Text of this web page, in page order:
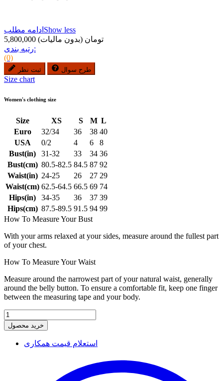
ادامه مطلب Show less
5,800,000 تومان (بدون مالیات)
رتبه بندی:
(0)
ثبت نظر طرح سوال
Size chart
Women's clothing size
Size XS S M L
Euro
32/34 36 38 40
USA
0/2 4 6
8
Bust(in)
31-32 33 34 36
Bust(cm) 80.5-82.5 84.5 87 92
Waist(in) 24-25 26 27 29
Waist(cm) 62.5-64.5 66.5 69 74
Hips(in)
34-35 36 37 39
Hips(cm) 87.5-89.5 91.5 94 99
How To Measure Your Bust
With your arms relaxed at your sides, measure around the fullest part
of your chest.
How To Measure Your Waist
Measure around the narrowest part of your natural waist, generally
around the belly button. To ensure a comfortable fit, keep one finger
between the measuring tape and your body.
خرید محصول
استعلام قیمت همکاری